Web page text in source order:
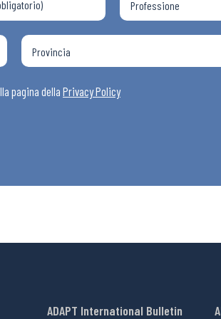
pagina della Privacy Policy
ADAPT International Bulletin